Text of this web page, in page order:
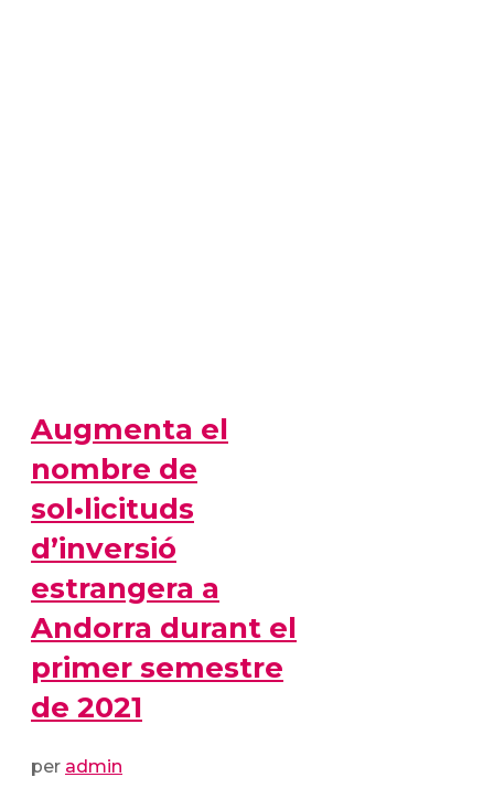
Augmenta el
nombre de
sol•licituds
d’inversió
estrangera a
Andorra durant el
primer semestre
de 2021
per admin